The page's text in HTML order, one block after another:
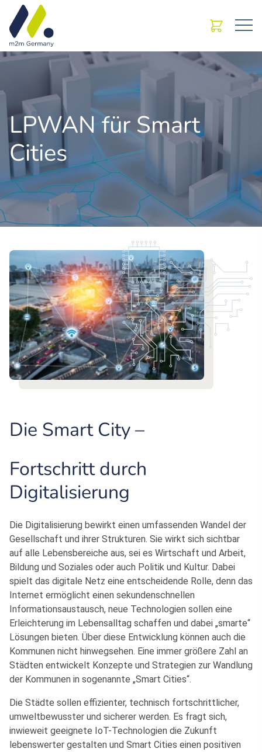
LPWAN für Smart
Cities
Die Smart City –
Fortschritt durch
Digitalisierung
Die Digitalisierung bewirkt einen umfassenden Wandel der
Gesellschaft und ihrer Strukturen. Sie wirkt sich sichtbar
auf alle Lebensbereiche aus, sei es Wirtschaft und Arbeit,
Bildung und Soziales oder auch Politik und Kultur. Dabei
spielt das digitale Netz eine entscheidende Rolle, denn das
Internet ermöglicht einen sekundenschnellen
Informationsaustausch, neue Technologien sollen eine
Erleichterung im Lebensalltag schaffen und dabei „smarte“
Lösungen bieten. Über diese Entwicklung können auch die
Kommunen nicht hinwegsehen. Eine immer größere Zahl an
Städten entwickelt Konzepte und Strategien zur Wandlung
der Kommunen in sogenannte „Smart Cities“.
Die Städte sollen effizienter, technisch fortschrittlicher,
umweltbewusster und sicherer werden. Es fragt sich,
inwieweit geeignete IoT-Technologien die Zukunft
lebenswerter gestalten und Smart Cities einen positiven